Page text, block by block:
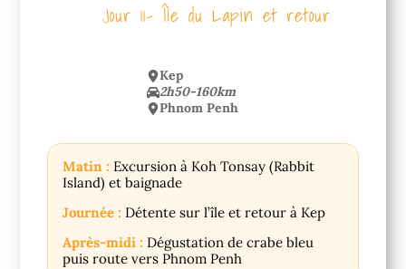
Jour 11- Île du Lapin et retour
Kep
2h50-160km
Phnom Penh
Matin : Excursion à Koh Tonsay (Rabbit
Island) et baignade
Journée : Détente sur l’île et retour à Kep
Après-midi : Dégustation de crabe bleu
puis route vers Phnom Penh